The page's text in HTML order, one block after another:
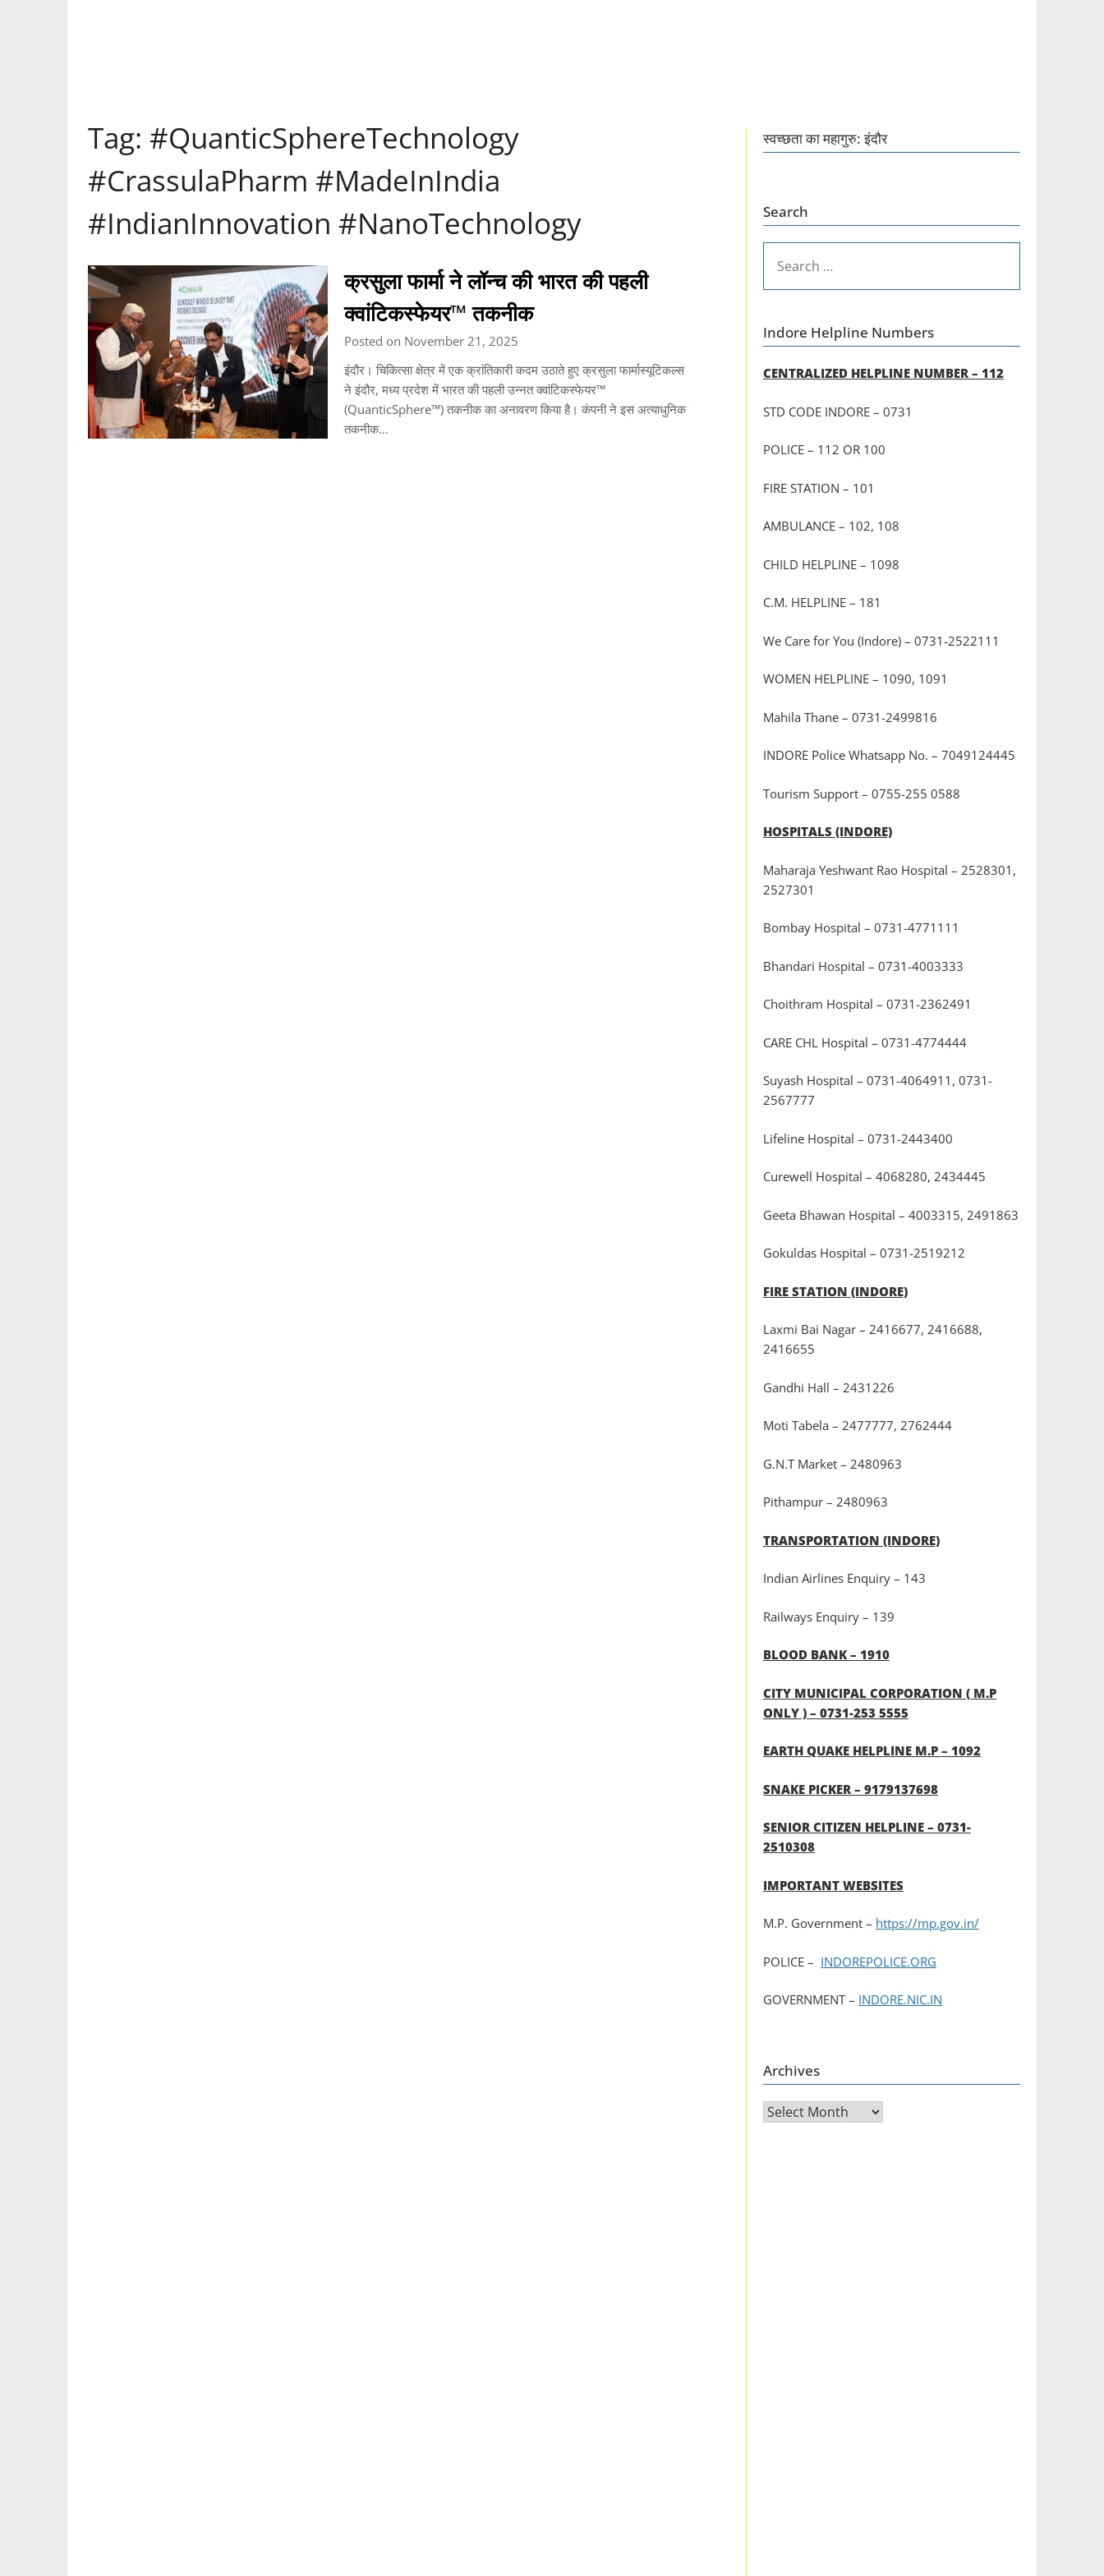
Tag: #QuanticSphereTechnology
#CrassulaPharm #MadeInIndia
#IndianInnovation #NanoTechnology
क्रसुला फार्मा ने लॉन्च की भारत की पहली
क्वांटिकस्फेयर™ तकनीक
Posted on November 21, 2025
इंदौर। चिकित्सा क्षेत्र में एक क्रांतिकारी कदम उठाते हुए क्रसुला फार्मास्यूटिकल्स
ने इंदौर, मध्य प्रदेश में भारत की पहली उन्नत क्वांटिकस्फेयर™
(QuanticSphere™) तकनीक का अनावरण किया है। कंपनी ने इस अत्याधुनिक
तकनीक…
स्वच्छता का महागुरु: इंदौर
Search
FOR:
Indore Helpline Numbers
CENTRALIZED HELPLINE NUMBER – 112
STD CODE INDORE – 0731
POLICE – 112 OR 100
FIRE STATION – 101
AMBULANCE – 102, 108
CHILD HELPLINE – 1098
C.M. HELPLINE – 181
We Care for You (Indore) – 0731-2522111
WOMEN HELPLINE – 1090, 1091
Mahila Thane – 0731-2499816
INDORE Police Whatsapp No. – 7049124445
Tourism Support – 0755-255 0588
HOSPITALS (INDORE)
Maharaja Yeshwant Rao Hospital – 2528301,
2527301
Bombay Hospital – 0731-4771111
Bhandari Hospital – 0731-4003333
Choithram Hospital – 0731-2362491
CARE CHL Hospital – 0731-4774444
Suyash Hospital – 0731-4064911, 0731-
2567777
Lifeline Hospital – 0731-2443400
Curewell Hospital – 4068280, 2434445
Geeta Bhawan Hospital – 4003315, 2491863
Gokuldas Hospital – 0731-2519212
FIRE STATION (INDORE)
Laxmi Bai Nagar – 2416677, 2416688,
2416655
Gandhi Hall – 2431226
Moti Tabela – 2477777, 2762444
G.N.T Market – 2480963
Pithampur – 2480963
TRANSPORTATION (INDORE)
Indian Airlines Enquiry – 143
Railways Enquiry – 139
BLOOD BANK – 1910
CITY MUNICIPAL CORPORATION ( M.P
ONLY ) – 0731-253 5555
EARTH QUAKE HELPLINE M.P – 1092
SNAKE PICKER – 9179137698
SENIOR CITIZEN HELPLINE – 0731-
2510308
IMPORTANT WEBSITES
M.P. Government – https://mp.gov.in/
POLICE – INDOREPOLICE.ORG
GOVERNMENT – INDORE.NIC.IN
Archives
Archives